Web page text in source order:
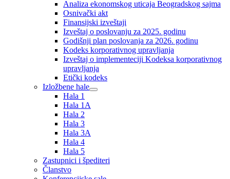
Analiza ekonomskog uticaja Beogradskog sajma
Osnivački akt
Finansijski izveštaji
Izveštaj o poslovanju za 2025. godinu
Godišnji plan poslovanja za 2026. godinu
Kodeks korporativnog upravljanja
Izveštaj o implementeciji Kodeksa korporativnog
upravljanja
Etički kodeks
Izložbene hale
Hala 1
Hala 1A
Hala 2
Hala 3
Hala 3A
Hala 4
Hala 5
Zastupnici i špediteri
Članstvo